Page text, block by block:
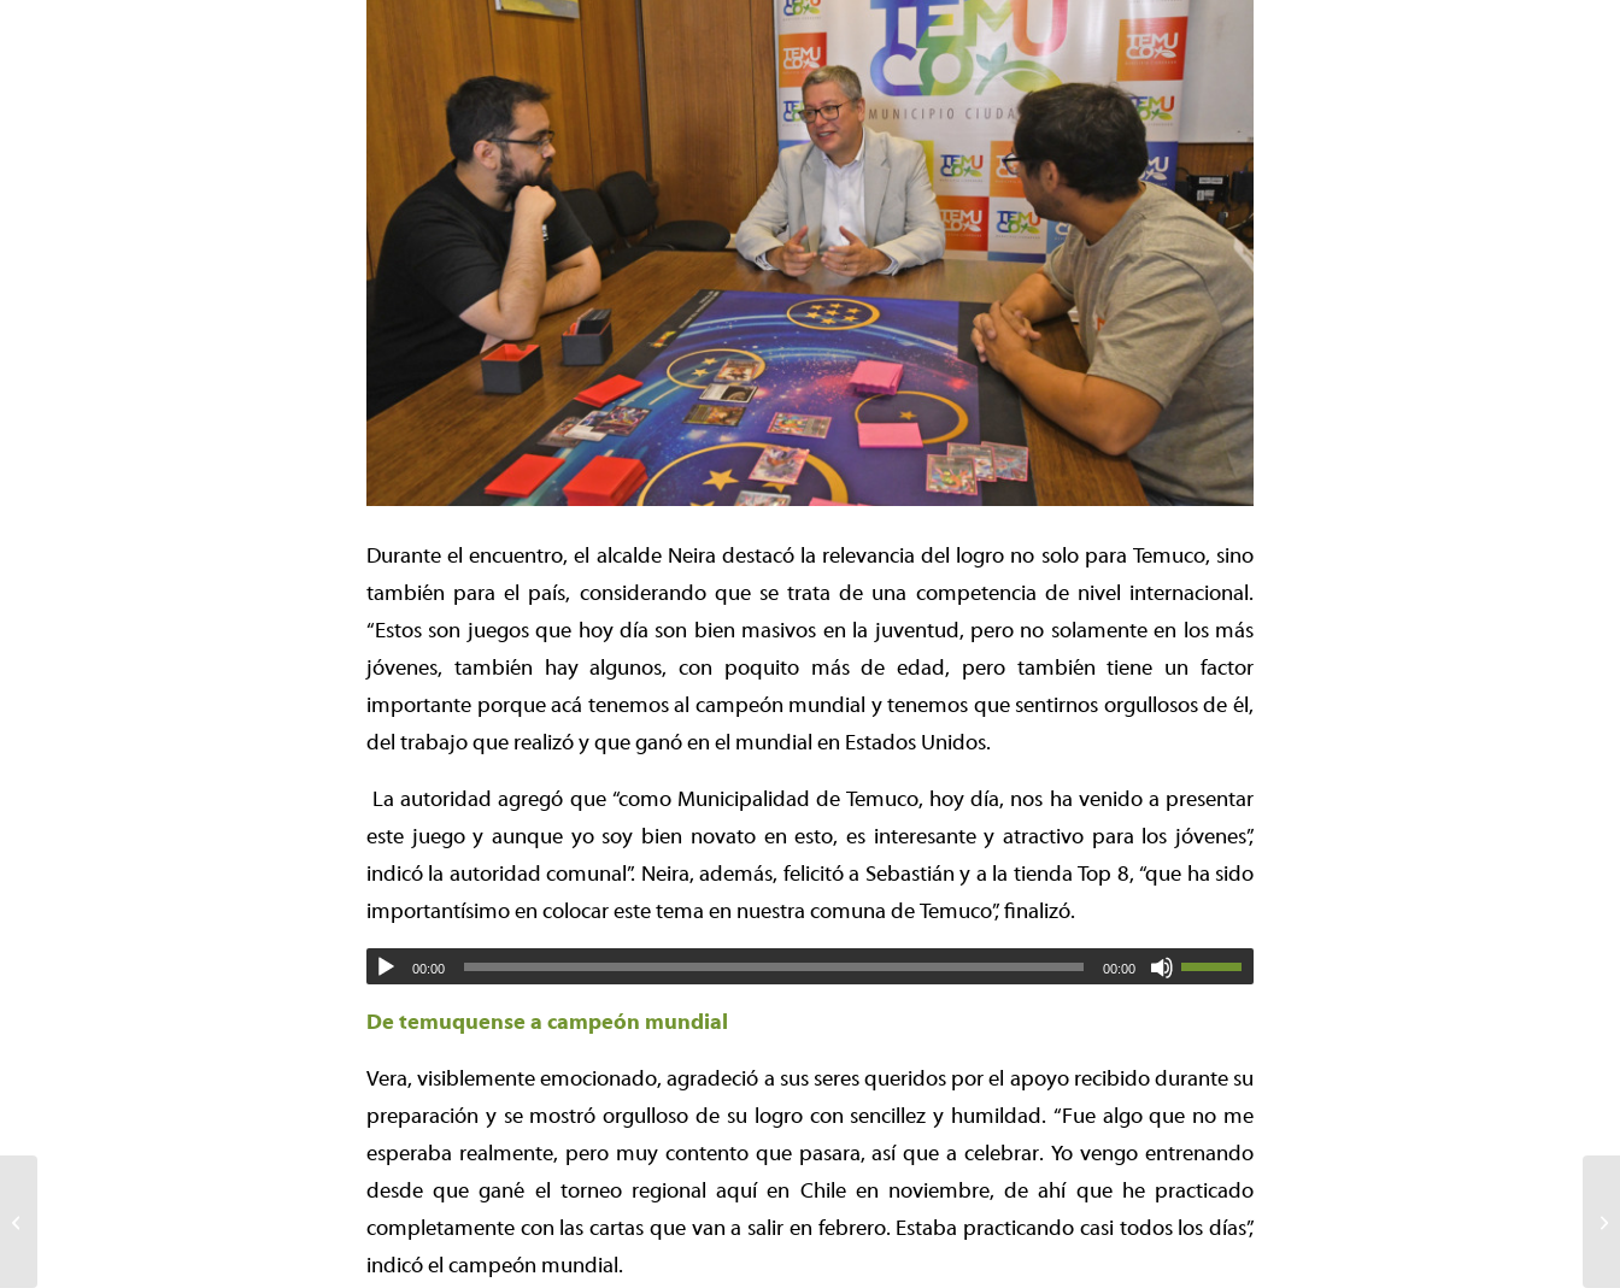
Durante el encuentro, el alcalde Neira destacó la relevancia del logro no solo para Temuco, sino
también para el país, considerando que se trata de una competencia de nivel internacional.
“Estos son juegos que hoy día son bien masivos en la juventud, pero no solamente en los más
jóvenes, también hay algunos, con poquito más de edad, pero también tiene un factor
importante porque acá tenemos al campeón mundial y tenemos que sentirnos orgullosos de él,
del trabajo que realizó y que ganó en el mundial en Estados Unidos.
La autoridad agregó que “como Municipalidad de Temuco, hoy día, nos ha venido a presentar
este juego y aunque yo soy bien novato en esto, es interesante y atractivo para los jóvenes”,
indicó la autoridad comunal”. Neira, además, felicitó a Sebastián y a la tienda Top 8, “que ha sido
importantísimo en colocar este tema en nuestra comuna de Temuco”, finalizó.
00:00 00:00
De temuquense a campeón mundial
Vera, visiblemente emocionado, agradeció a sus seres queridos por el apoyo recibido durante su
preparación y se mostró orgulloso de su logro con sencillez y humildad. “Fue algo que no me
esperaba realmente, pero muy contento que pasara, así que a celebrar. Yo vengo entrenando
desde que gané el torneo regional aquí en Chile en noviembre, de ahí que he practicado
completamente con las cartas que van a salir en febrero. Estaba practicando casi todos los días”,
indicó el campeón mundial.